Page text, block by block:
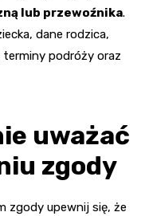
lub przewoźnika.
dane rodzica,
podróży oraz
uważać
zgody
zgody upewnij się, że